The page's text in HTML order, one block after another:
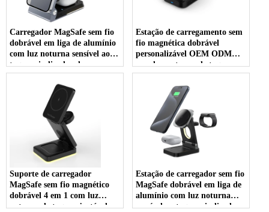
Carregador MagSafe sem fio
dobrável em liga de alumínio
com luz noturna sensível ao
toque e indicador de
carregamento LED para
Apple Watch AirPods e
iPhone (MH-Q560)
Estação de carregamento sem
fio magnética dobrável
personalizável OEM ODM
com luz noturna de toque
ajustável para fones de ouvido
iWatch e iPhone (MH-Q530)
Suporte de carregador
MagSafe sem fio magnético
dobrável 4 em 1 com luz
noturna de toque ajustável
Estação de carregador sem fio
MagSafe dobrável em liga de
alumínio com luz noturna
sensível ao toque e indicador